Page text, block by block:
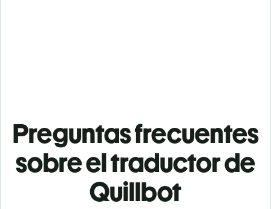
Preguntas frecuentes
sobre el traductor de
Quillbot